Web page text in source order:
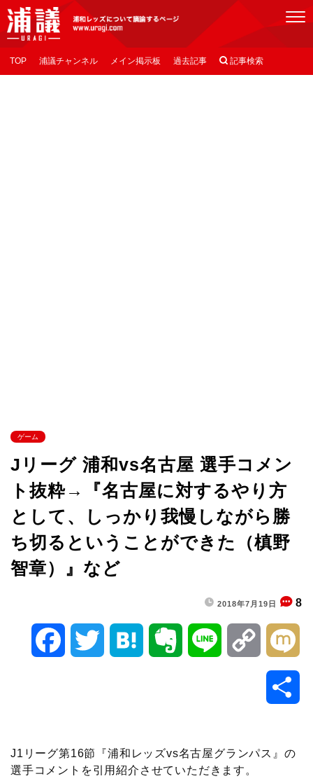
[浦議]浦和レッズについて議論するページ
TOP 浦議チャンネル メイン掲示板 過去記事  記事検索
ゲーム
Jリーグ 浦和vs名古屋 選手コメン
ト抜粋→『名古屋に対するやり方
として、しっかり我慢しながら勝
ち切るということができた（槙野
智章）』など
2018年7月19日 8
b t n n
o
J1リーグ第16節『浦和レッズvs名古屋グランパス』の
選手コメントを引用紹介させていただきます。